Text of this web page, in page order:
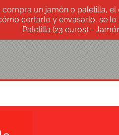
compra un jamón o paletilla, el
cortarlo y envasarlo, se
Paletilla (23 euros) -